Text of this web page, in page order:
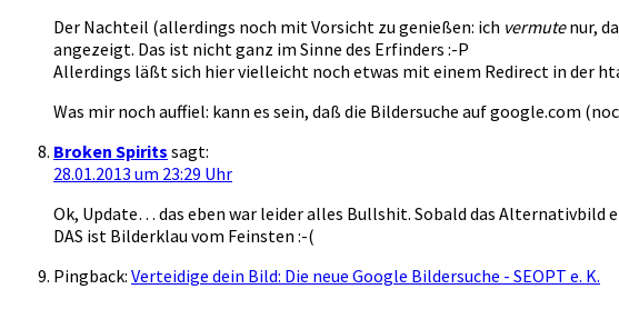
Der Nachteil (allerdings noch mit Vorsicht zu genießen: ich vermutenur,
angezeigt. Das ist nicht ganz im Sinne des Erfinders :-P
Allerdings läßt sich hier vielleicht noch etwas mit einem Redirect in der
Was mir noch auffiel: kann es sein, daß die Bildersuche auf google.com
Broken Spirits sagt:
28.01.2013 um 23:29 Uhr
Ok, Update… das eben war leider alles Bullshit. Sobald das Alternativbild
DAS ist Bilderklau vom Feinsten :-(
Pingback: Verteidige dein Bild: Die neue Google Bildersuche - SEOPT e. K.